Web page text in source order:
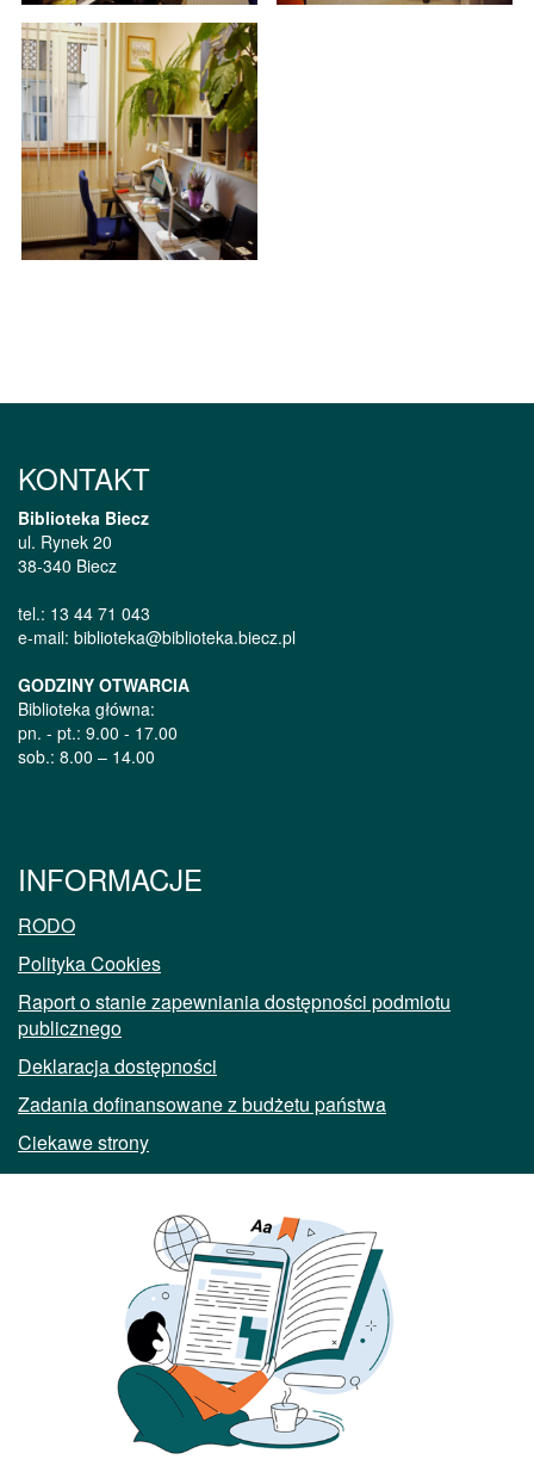
KONTAKT
Biblioteka Biecz
ul. Rynek 20
38-340 Biecz
tel.: 13 44 71 043
e-mail: biblioteka@biblioteka.biecz.pl
GODZINY OTWARCIA
Biblioteka główna:
pn. - pt.: 9.00 - 17.00
sob.: 8.00 – 14.00
INFORMACJE
RODO
Polityka Cookies
Raport o stanie zapewniania dostępności podmiotu
publicznego
Deklaracja dostępności
Zadania dofinansowane z budżetu państwa
Ciekawe strony